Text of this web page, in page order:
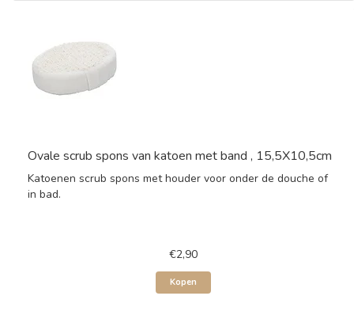
Ovale scrub spons van katoen met band , 15,5X10,5cm
Katoenen scrub spons met houder voor onder de douche of
in bad.
€2,90
Kopen